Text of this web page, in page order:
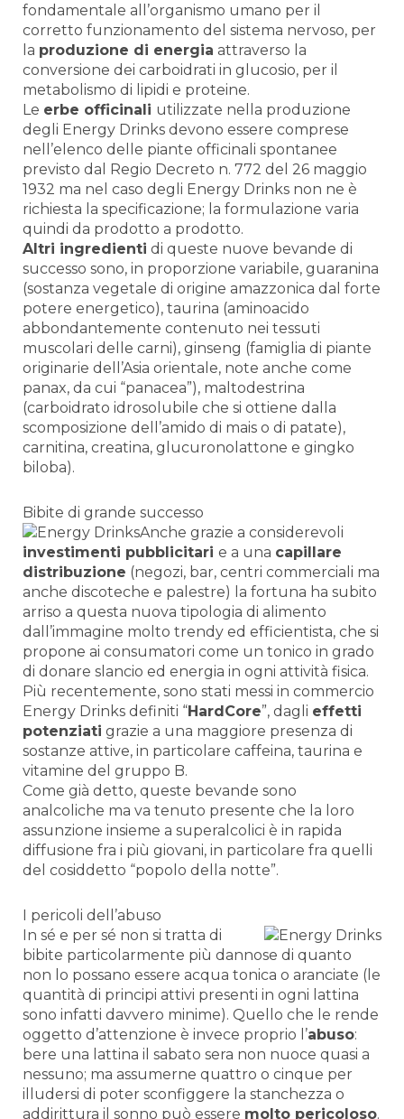
fondamentale all’organismo umano per il
corretto funzionamento del sistema nervoso, per
la produzione di energia attraverso la
conversione dei carboidrati in glucosio, per il
metabolismo di lipidi e proteine.
Le erbe officinali utilizzate nella produzione
degli Energy Drinks devono essere comprese
nell’elenco delle piante officinali spontanee
previsto dal Regio Decreto n. 772 del 26 maggio
1932 ma nel caso degli Energy Drinks non ne è
richiesta la specificazione; la formulazione varia
quindi da prodotto a prodotto.
Altri ingredienti di queste nuove bevande di
successo sono, in proporzione variabile, guaranina
(sostanza vegetale di origine amazzonica dal forte
potere energetico), taurina (aminoacido
abbondantemente contenuto nei tessuti
muscolari delle carni), ginseng (famiglia di piante
originarie dell’Asia orientale, note anche come
panax, da cui “panacea”), maltodestrina
(carboidrato idrosolubile che si ottiene dalla
scomposizione dell’amido di mais o di patate),
carnitina, creatina, glucuronolattone e gingko
biloba).
Bibite di grande successo
Anche grazie a considerevoli
investimenti pubblicitari e a una capillare
distribuzione (negozi, bar, centri commerciali ma
anche discoteche e palestre) la fortuna ha subito
arriso a questa nuova tipologia di alimento
dall’immagine molto trendy ed efficientista, che si
propone ai consumatori come un tonico in grado
di donare slancio ed energia in ogni attività fisica.
Più recentemente, sono stati messi in commercio
Energy Drinks definiti “HardCore”, dagli effetti
potenziati grazie a una maggiore presenza di
sostanze attive, in particolare caffeina, taurina e
vitamine del gruppo B.
Come già detto, queste bevande sono
analcoliche ma va tenuto presente che la loro
assunzione insieme a superalcolici è in rapida
diffusione fra i più giovani, in particolare fra quelli
del cosiddetto “popolo della notte”.
I pericoli dell’abuso
In sé e per sé non si tratta di
bibite particolarmente più dannose di quanto
non lo possano essere acqua tonica o aranciate (le
quantità di principi attivi presenti in ogni lattina
sono infatti davvero minime). Quello che le rende
oggetto d’attenzione è invece proprio l’abuso:
bere una lattina il sabato sera non nuoce quasi a
nessuno; ma assumerne quattro o cinque per
illudersi di poter sconfiggere la stanchezza o
addirittura il sonno può essere molto pericoloso.